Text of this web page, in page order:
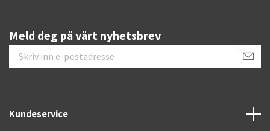
Meld deg på vårt nyhetsbrev
Kundeservice